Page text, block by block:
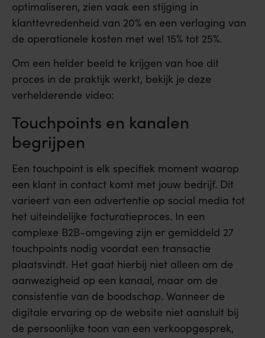
optimaliseren, zien vaak een stijging in
klanttevredenheid van 20% en een verlaging van
de operationele kosten met wel 15% tot 25%.
Om een helder beeld te krijgen van hoe dit
proces in de praktijk werkt, bekijk je deze
verhelderende video:
Touchpoints en kanalen
begrijpen
Een touchpoint is elk specifiek moment waarop
een klant in contact komt met jouw bedrijf. Dit
varieert van een advertentie op social media tot
het uiteindelijke facturatieproces. In een
complexe B2B-omgeving zijn er gemiddeld 27
touchpoints nodig voordat een transactie
plaatsvindt. Het gaat hierbij niet alleen om de
aanwezigheid op een kanaal, maar om de
consistentie van de boodschap. Wanneer de
digitale ervaring op de website niet aansluit bij
de persoonlijke toon van een verkoopgesprek,